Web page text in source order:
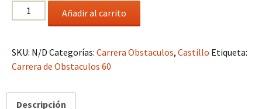
Carrera
de
60
cantidad
Añadir al carrito
SKU: N/D Categorías: Carrera Obstaculos, Castillo Etiqueta:
Carrera de Obstaculos 60
Descripción